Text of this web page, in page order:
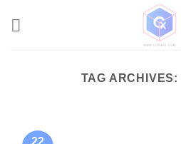
TAG ARCHIVES: